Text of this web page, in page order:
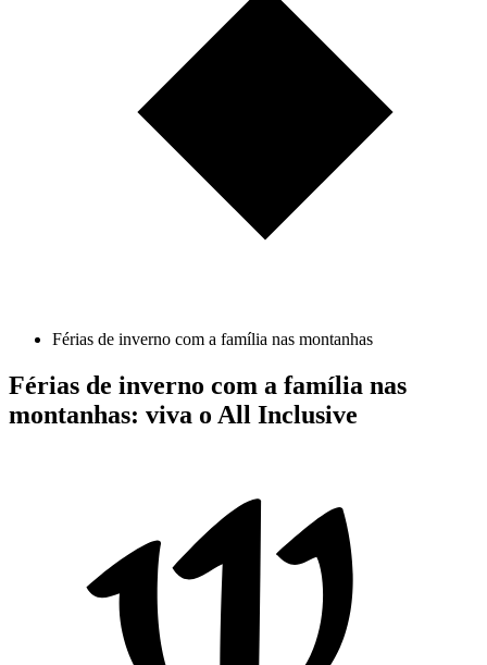
Férias de inverno com a família nas montanhas
Férias de inverno com a família nas
montanhas: viva o All Inclusive